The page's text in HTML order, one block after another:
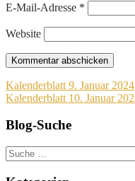
E-Mail-Adresse *
Website
Beitragsnavigation
Kalenderblatt 9. Januar 2024
Kalenderblatt 10. Januar
Blog-Suche
Suche
nach: